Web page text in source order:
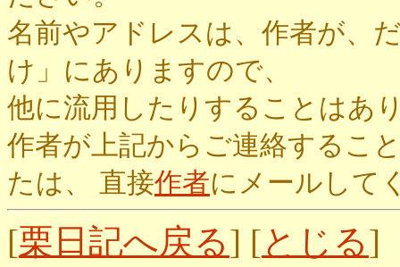
名前やアドレスは、作者が、
け」にありますので、
他に流用したりすることはあ
作者が上記からご連絡するこ
たは、 直接作者にメールして
[栗日記へ戻る] [とじる]